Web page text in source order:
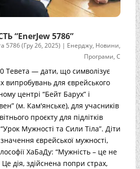
“EnerJew 5786”
5786 (Гру 26, 2025) | Енерджу, Новини,
Програми,С
Тевета — дати, що символізує
випробувань для єврейського
центрі “Бейт Барух” і
(м. Кам'янське), для учасників
проєкту для підлітків
“Урок Мужності та Сили Тіла”. Діти
єврейської мужності,
ХаБаДу: “Мужність – це не
Це дія, здійснена попри страх,